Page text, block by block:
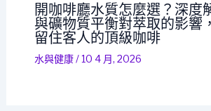
開咖啡廳水質怎麼選？深度
與礦物質平衡對萃取的影響
留住客人的頂級咖啡
水與健康/10 4 月, 2026